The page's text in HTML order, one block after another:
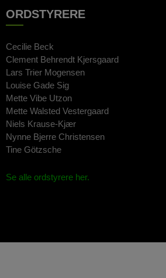
ORDSTYRERE
Cecilie Beck
Clement Behrendt Kjersgaard
Lars Trier Mogensen
Louise Gade Sig
Mette Vibe Utzon
Mette Walsted Vestergaard
Niels Krause-Kjær
Nynne Bjerre Christensen
Tine Götzsche
Se alle ordstyrere her.